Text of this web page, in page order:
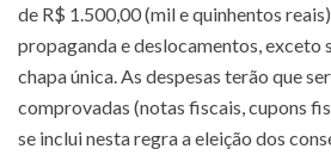
de R$ 1.500,00 (mil e quinhentos
propaganda e deslocamentos, exceto
chapa única. As despesas terão que
comprovadas (notas fiscais, cupons
se inclui nesta regra a eleição dos